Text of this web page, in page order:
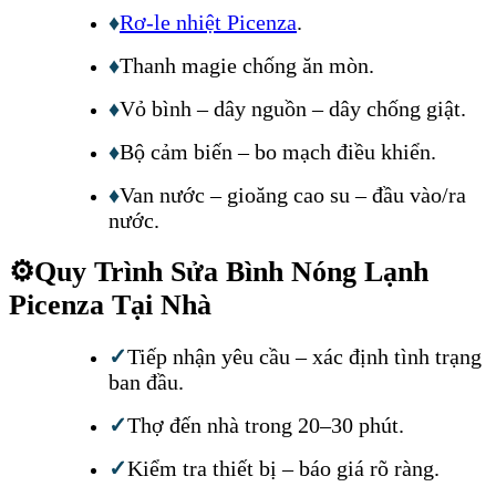
♦Rơ-le nhiệt Picenza.
♦Thanh magie chống ăn mòn.
♦Vỏ bình – dây nguồn – dây chống giật.
♦Bộ cảm biến – bo mạch điều khiển.
♦Van nước – gioăng cao su – đầu vào/ra
nước.
⚙️Quy Trình Sửa Bình Nóng Lạnh
Picenza Tại Nhà
✓Tiếp nhận yêu cầu – xác định tình trạng
ban đầu.
✓Thợ đến nhà trong 20–30 phút.
✓Kiểm tra thiết bị – báo giá rõ ràng.